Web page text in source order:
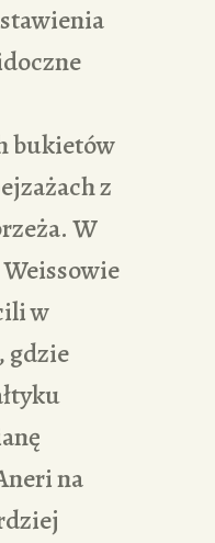
bukietów
z
W
Weissowie
w
gdzie
na